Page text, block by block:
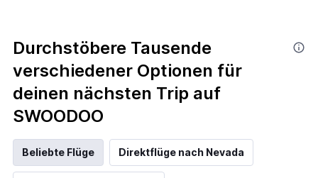
Durchstöbere Tausende
verschiedener Optionen für
deinen nächsten Trip auf
SWOODOO
Beliebte Flüge Direktflüge nach Nevada